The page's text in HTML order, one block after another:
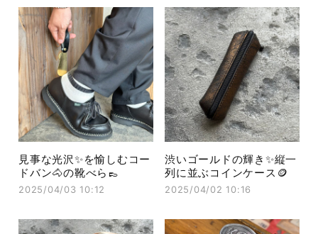
見事な光沢✨を愉しむコー
ドバン🐴の靴べら👞
2025/04/03 10:12
渋いゴールドの輝き✨縦一
列に並ぶコインケース🪙
2025/04/02 10:16